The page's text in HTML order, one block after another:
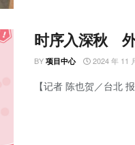
时序入深秋
BY 项目中心 2024 年 11
【记者 陈也贺／台北